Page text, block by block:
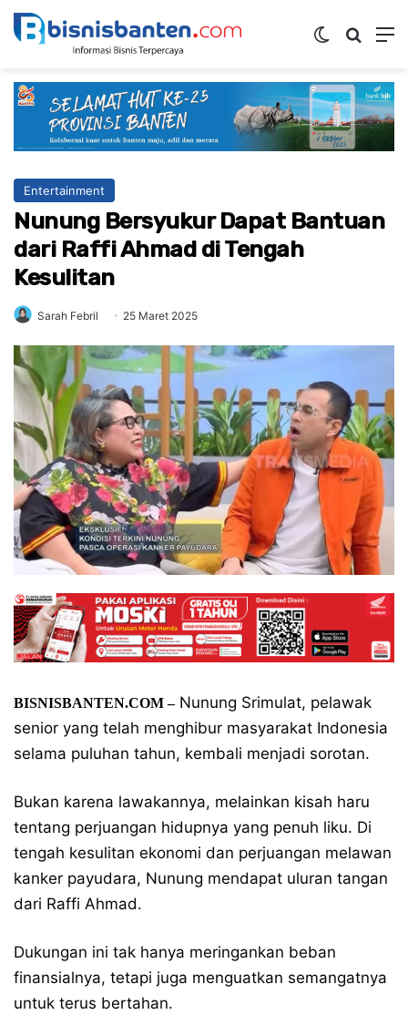
Switch skin
Entertainment
Nunung Bersyukur Dapat Bantuan
dari Raffi Ahmad di Tengah
Kesulitan
Sarah Febril 25 Maret 2025
BISNISBANTEN.COM –Nunung Srimulat, pelawak
senior yang telah menghibur masyarakat Indonesia
selama puluhan tahun, kembali menjadi sorotan.
Bukan karena lawakannya, melainkan kisah haru
tentang perjuangan hidupnya yang penuh liku. Di
tengah kesulitan ekonomi dan perjuangan melawan
kanker payudara, Nunung mendapat uluran tangan
dari Raffi Ahmad.
Dukungan ini tak hanya meringankan beban
finansialnya, tetapi juga menguatkan semangatnya
untuk terus bertahan.